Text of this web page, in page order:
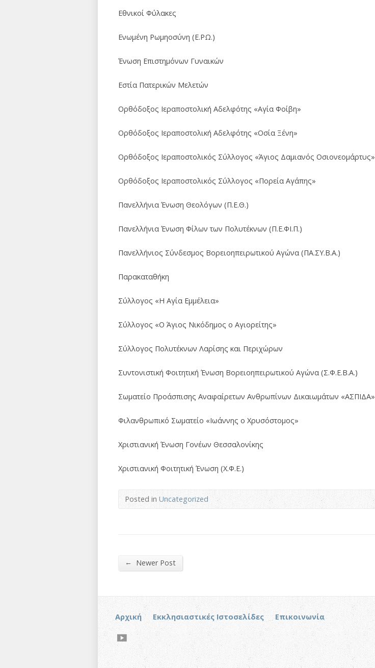
Εθνικοί Φύλακες
Ενωμένη Ρωμηοσύνη (Ε.ΡΩ.)
Ένωση Επιστημόνων Γυναικών
Εστία Πατερικών Μελετών
Ορθόδοξος Ιεραποστολική Αδελφότης «Αγία Φοίβη»
Ορθόδοξος Ιεραποστολική Αδελφότης «Οσία Ξένη»
Ορθόδοξος Ιεραποστολικός Σύλλογος «Άγιος Δαμιανός Οσιονεομάρτυς»
Ορθόδοξος Ιεραποστολικός Σύλλογος «Πορεία Αγάπης»
Πανελλήνια Ένωση Θεολόγων (Π.Ε.Θ.)
Πανελλήνια Ένωση Φίλων των Πολυτέκνων (Π.Ε.ΦΙ.Π.)
Πανελλήνιος Σύνδεσμος Βορειοηπειρωτικού Αγώνα (ΠΑ.ΣΥ.Β.Α.)
Παρακαταθήκη
Σύλλογος «Η Αγία Εμμέλεια»
Σύλλογος «Ο Άγιος Νικόδημος ο Αγιορείτης»
Σύλλογος Πολυτέκνων Λαρίσης και Περιχώρων
Συντονιστική Φοιτητική Ένωση Βορειοηπειρωτικού Αγώνα (Σ.Φ.Ε.Β.Α.)
Σωματείο Προάσπισης Αναφαίρετων Ανθρωπίνων Δικαιωμάτων «ΑΣΠΙΔΑ»
Φιλανθρωπικό Σωματείο «Ιωάννης ο Χρυσόστομος»
Χριστιανική Ένωση Γονέων Θεσσαλονίκης
Χριστιανική Φοιτητική Ένωση (Χ.Φ.Ε.)
Posted inUncategorized
← Newer Post
Αρχική Εκκλησιαστικές Ιστοσελίδες Επικοινωνία